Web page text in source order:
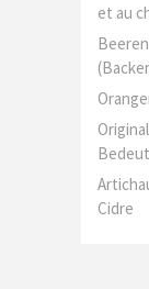
et au
Cidre